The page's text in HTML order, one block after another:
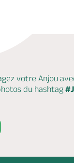
votre Anjou
du hashtag